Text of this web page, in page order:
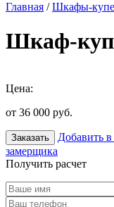
Главная /Шкафы-купе
Шкаф-
Цена:
от 36 000 руб.
Заказать Добавить
замерщика
Получить расчет